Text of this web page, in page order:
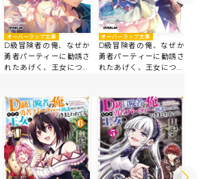
オーバーラップ文庫
D級冒険者の俺、なぜか
勇者パーティーに勧誘さ
れたあげく、王女につき
オーバーラップ文庫
D級冒険者の俺、なぜか
勇者パーティーに勧誘さ
れたあげく、王女につき